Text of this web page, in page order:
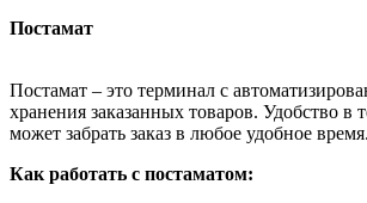
Постамат
Постамат – это терминал с
хранения заказанных товаров. Удобство в
может забрать заказ в любое удобное время.
Как работать с постаматом: